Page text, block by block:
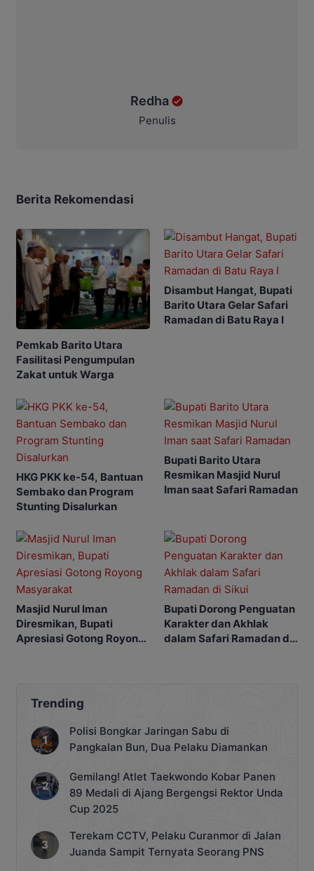
Redha
Penulis
Berita Rekomendasi
Pemkab Barito Utara
Fasilitasi Pengumpulan
Zakat untuk Warga
Disambut Hangat, Bupati
Barito Utara Gelar Safari
Ramadan di Batu Raya I
HKG PKK ke-54, Bantuan
Sembako dan Program
Stunting Disalurkan
Bupati Barito Utara
Resmikan Masjid Nurul
Iman saat Safari Ramadan
Masjid Nurul Iman
Diresmikan, Bupati
Apresiasi Gotong Royong
Bupati Dorong Penguatan
Karakter dan Akhlak
dalam Safari Ramadan di
Trending
Polisi Bongkar Jaringan Sabu di
Pangkalan Bun, Dua Pelaku Diamankan
Gemilang! Atlet Taekwondo Kobar Panen
89 Medali di Ajang Bergengsi Rektor Unda
Cup 2025
Terekam CCTV, Pelaku Curanmor di Jalan
Juanda Sampit Ternyata Seorang PNS